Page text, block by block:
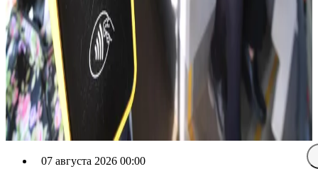
07 августа 2026 00:00